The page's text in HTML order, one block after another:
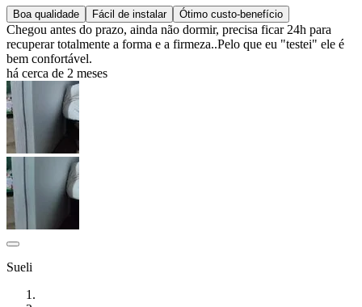
Boa qualidade Fácil de instalar Ótimo custo-benefício
Chegou antes do prazo, ainda não dormir, precisa ficar 24h para
recuperar totalmente a forma e a firmeza..Pelo que eu "testei" ele é
bem confortável.
há cerca de 2 meses
Sueli